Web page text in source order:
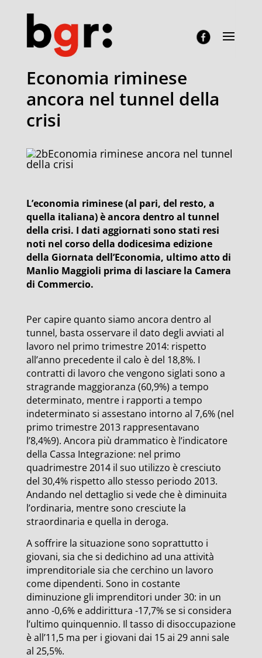
Economia riminese
ancora nel tunnel della
crisi
Economia riminese ancora nel tunnel
della crisi
L’economia riminese (al pari, del resto, a
quella italiana) è ancora dentro al tunnel
della crisi. I dati aggiornati sono stati resi
noti nel corso della dodicesima edizione
della Giornata dell’Economia, ultimo atto di
Manlio Maggioli prima di lasciare la Camera
di Commercio.
Per capire quanto siamo ancora dentro al
tunnel, basta osservare il dato degli avviati al
lavoro nel primo trimestre 2014: rispetto
all’anno precedente il calo è del 18,8%. I
contratti di lavoro che vengono siglati sono a
stragrande maggioranza (60,9%) a tempo
determinato, mentre i rapporti a tempo
indeterminato si assestano intorno al 7,6% (nel
primo trimestre 2013 rappresentavano
l’8,4%9). Ancora più drammatico è l’indicatore
della Cassa Integrazione: nel primo
quadrimestre 2014 il suo utilizzo è cresciuto
del 30,4% rispetto allo stesso periodo 2013.
Andando nel dettaglio si vede che è diminuita
l’ordinaria, mentre sono cresciute la
straordinaria e quella in deroga.
A soffrire la situazione sono soprattutto i
giovani, sia che si dedichino ad una attività
imprenditoriale sia che cerchino un lavoro
come dipendenti. Sono in costante
diminuzione gli imprenditori under 30: in un
anno -0,6% e addirittura -17,7% se si considera
l’ultimo quinquennio. Il tasso di disoccupazione
è all’11,5 ma per i giovani dai 15 ai 29 anni sale
al 25,5%.